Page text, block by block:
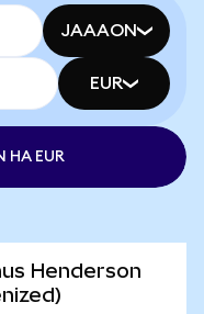
JAAAON
EUR
НА EUR
Henderson